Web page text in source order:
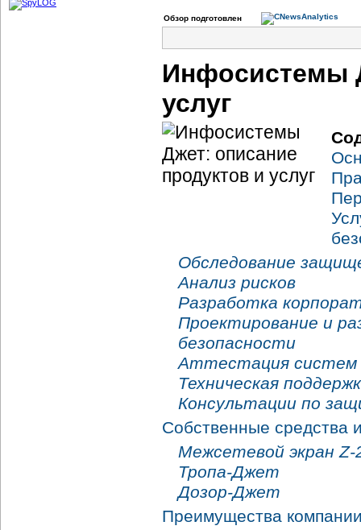
Обзор подготовлен
Инфосистемы
услуг
Обследование
Анализ рисков
Разработка
Проектирование и
безопасности
Аттестация систем
Техническая
Консультации по
Собственные средства
Межсетевой экран Z-
Тропа-Джет
Дозор-Джет
Преимущества